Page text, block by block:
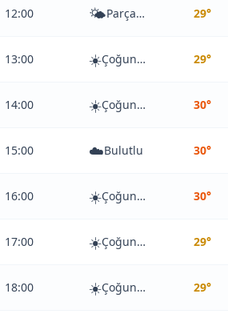
12:00 🌤️ Parçalı Bulutlu 29°
13:00 ☀️ Çoğunlukla Açık 29°
14:00 ☀️ Çoğunlukla Açık 30°
15:00 ☁️Bulutlu 30°
16:00 ☀️ Çoğunlukla Açık 30°
17:00 ☀️ Çoğunlukla Açık 29°
18:00 ☀️ Çoğunlukla Açık 29°